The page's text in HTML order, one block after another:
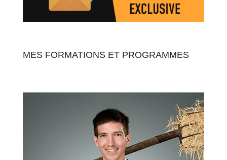
MES FORMATIONS ET PROGRAMMES